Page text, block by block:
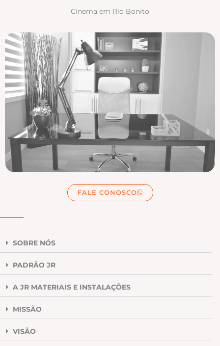
Cinema em Rio Bonito
FALE CONOSCO
SOBRE NÓS
PADRÃO JR
A JR MATERIAIS E INSTALAÇÕES
MISSÃO
VISÃO